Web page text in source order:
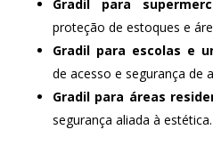
Gradil para
proteção de estoques e
Gradil para escolas e
de acesso e segurança de
Gradil para áreas
segurança aliada à estética.